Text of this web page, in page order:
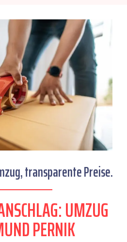
transparente Preise.
UMZUG
PERNIK